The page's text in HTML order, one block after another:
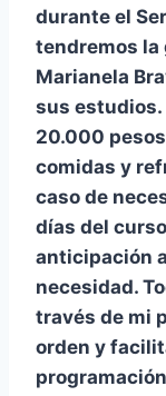
durante el
tendremos la
Marianela
sus estudios.
20.000
comidas y
caso de
días del
anticipación
necesidad.
través de mi
orden y